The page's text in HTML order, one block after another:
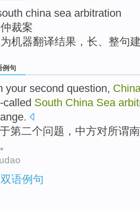
china sea arbitration
裁案
机器翻译结果，长、整句
例句
your second question,
called South China Sea
第二个问题 ， 中方对所谓
语例句